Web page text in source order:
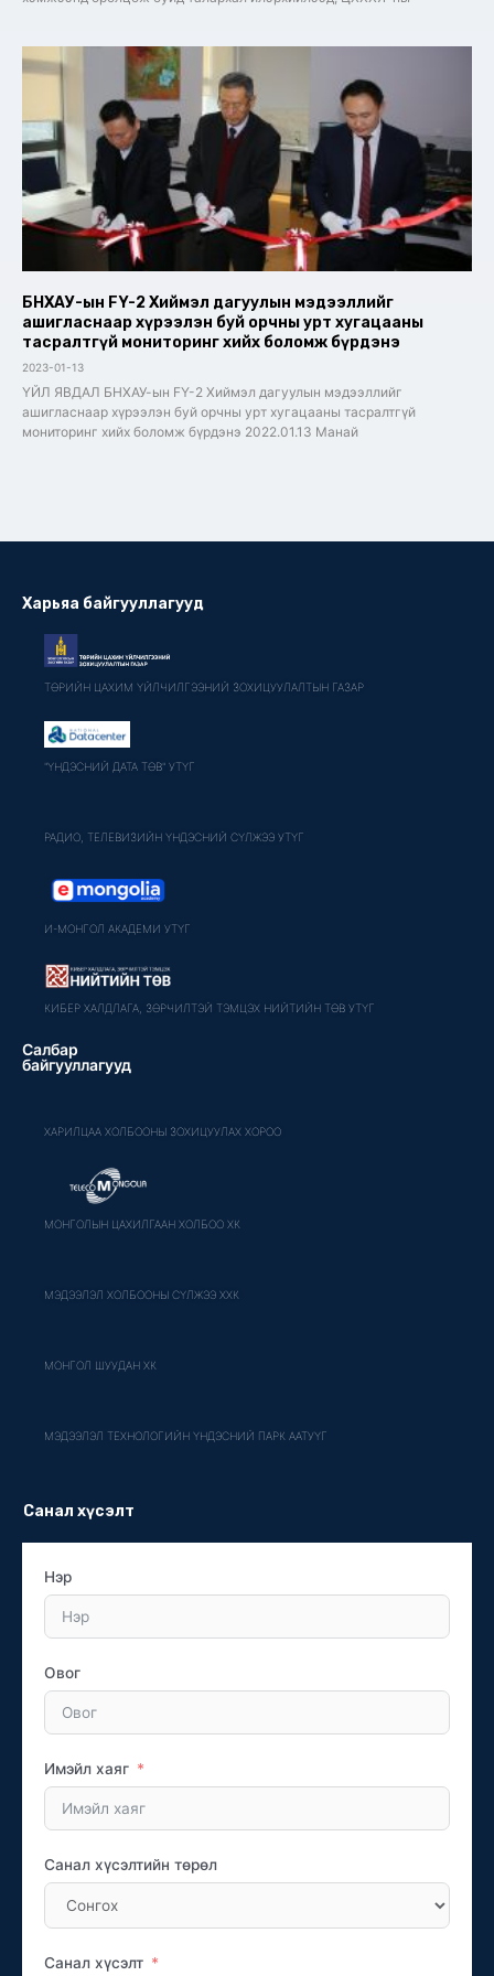
БНХАУ-ын FY-2 Хиймэл дагуулын мэдээллийг
ашигласнаар хүрээлэн буй орчны урт хугацааны
тасралтгүй мониторинг хийх боломж бүрдэнэ
2023-01-13
ҮЙЛ ЯВДАЛ БНХАУ-ын FY-2 Хиймэл дагуулын мэдээллийг
ашигласнаар хүрээлэн буй орчны урт хугацааны тасралтгүй
мониторинг хийх боломж бүрдэнэ 2022.01.13 Манай
Харьяа байгууллагууд
ТӨРИЙН ЦАХИМ ҮЙЛЧИЛГЭЭНИЙ ЗОХИЦУУЛАЛТЫН ГАЗАР
"ҮНДЭСНИЙ ДАТА ТӨВ" УТҮГ
РАДИО, ТЕЛЕВИЗИЙН ҮНДЭСНИЙ СҮЛЖЭЭ УТҮГ
И-МОНГОЛ АКАДЕМИ УТҮГ
КИБЕР ХАЛДЛАГА, ЗӨРЧИЛТЭЙ ТЭМЦЭХ НИЙТИЙН ТӨВ УТҮГ
Салбар
байгууллагууд
ХАРИЛЦАА ХОЛБООНЫ ЗОХИЦУУЛАХ ХОРОО
МОНГОЛЫН ЦАХИЛГААН ХОЛБОО ХК
МЭДЭЭЛЭЛ ХОЛБООНЫ СҮЛЖЭЭ ХХК
МОНГОЛ ШУУДАН ХК
МЭДЭЭЛЭЛ ТЕХНОЛОГИЙН ҮНДЭСНИЙ ПАРК ААТУҮГ
Санал хүсэлт
Нэр
Овог
Имэйл хаяг
Санал хүсэлтийн төрөл
Санал хүсэлт